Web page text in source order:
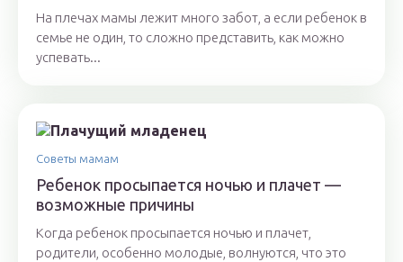
На плечах мамы лежит много забот, а если ребенок в
семье не один, то сложно представить, как можно
успевать...
Советы мамам
Ребенок просыпается ночью и плачет —
возможные причины
Когда ребенок просыпается ночью и плачет,
родители, особенно молодые, волнуются, что это